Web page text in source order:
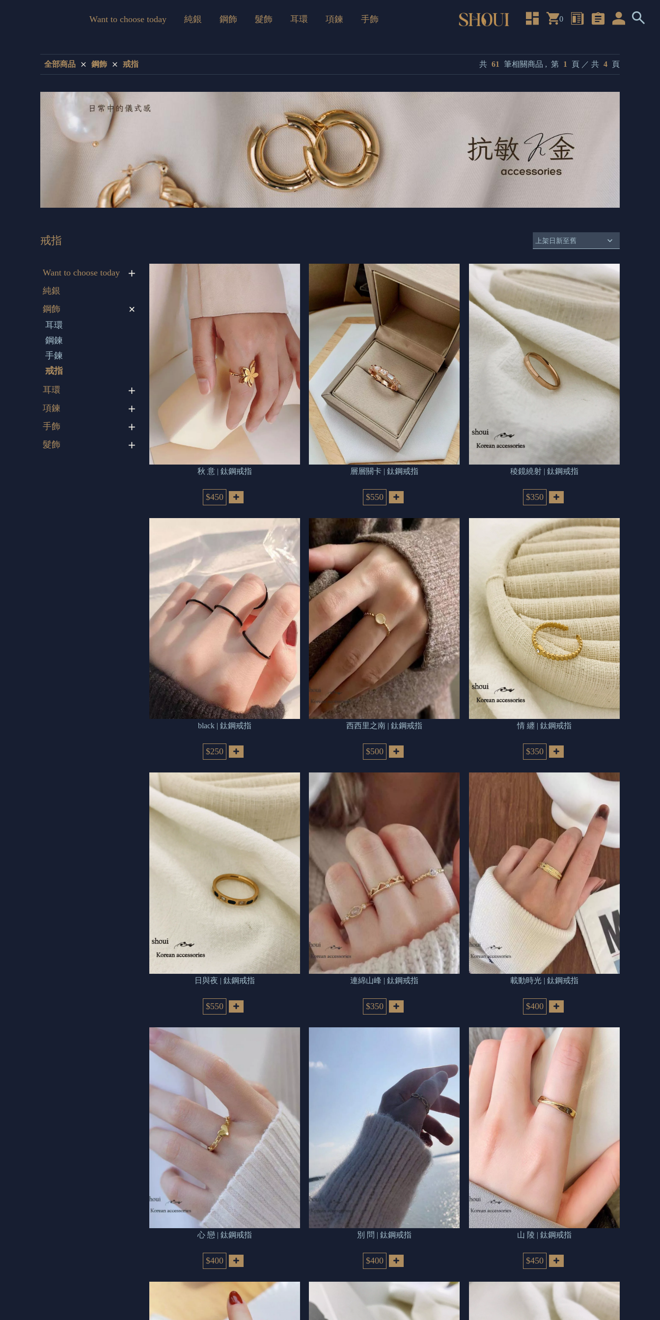
Want to choose today 純銀 鋼飾 髮飾 耳環 項鍊 手飾 0
全部商品 鋼飾 戒指 共 61 筆相關商品 , 第 1 頁 ／ 共 4 頁
戒指
Want to choose today
純銀
鋼飾
耳環
鋼鍊
手鍊
戒指
耳環
項鍊
手飾
髮飾
秋 意 | 鈦鋼戒指
$450
層層關卡 | 鈦鋼戒指
$550
稜鏡繞射 | 鈦鋼戒指
$350
black | 鈦鋼戒指
$250
西西里之南 | 鈦鋼戒指
$500
情 纏 | 鈦鋼戒指
$350
日與夜 | 鈦鋼戒指
$550
連綿山峰 | 鈦鋼戒指
$350
載動時光 | 鈦鋼戒指
$400
心 戀 | 鈦鋼戒指
$400
別 問 | 鈦鋼戒指
$400
山 陵 | 鈦鋼戒指
$450